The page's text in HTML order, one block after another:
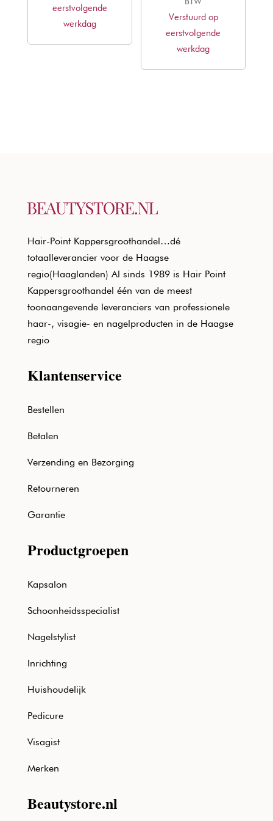
eerstvolgende
werkdag
was:
€18,80.
is:
€11,37.
Verstuurd op
eerstvolgende
werkdag
Hair-Point Kappersgroothandel…dé
totaalleverancier voor de Haagse
regio(Haaglanden) Al sinds 1989 is Hair Point
Kappersgroothandel één van de meest
toonaangevende leveranciers van professionele
haar-, visagie- en nagelproducten in de Haagse
regio
Klantenservice
Bestellen
Betalen
Verzending en Bezorging
Retourneren
Garantie
Productgroepen
Kapsalon
Schoonheidsspecialist
Nagelstylist
Inrichting
Huishoudelijk
Pedicure
Visagist
Merken
Beautystore.nl